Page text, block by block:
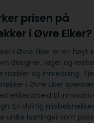
prisen på
i Øvre Eiker?
i Øvre Eiker er en høyt
designer, lager og
møbler og innredning.
i Øvre Eiker
til
En dyktig
unike løsninger som